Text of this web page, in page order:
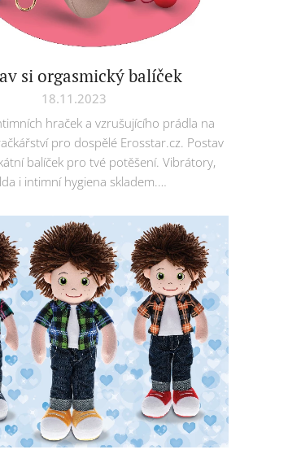
si orgasmický balíček
18.11.2023
hraček a vzrušujícího prádla na
pro dospělé Erosstar.cz. Postav
balíček pro tvé potěšení. Vibrátory,
i intimní hygiena skladem.